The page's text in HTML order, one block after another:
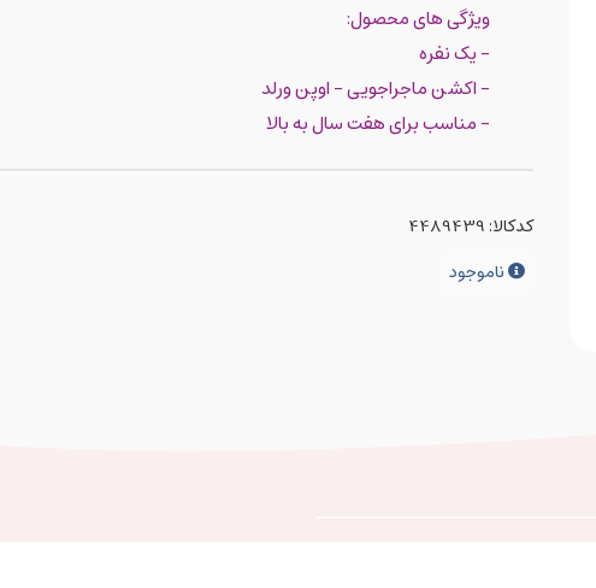
ویژگی های محصول:
- یک نفره
- اکشن ماجراجویی - اوپن ورلد
- مناسب برای هفت سال به بالا
کدکالا:
ناموجود